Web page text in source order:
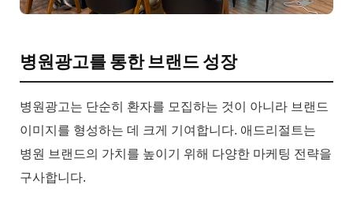
병원광고를 통한 브랜드 성장
병원광고는 단순히 환자를 모집하는 것이 아니라 브랜드
이미지를 형성하는 데 크게 기여합니다. 애드리절트는
병원 브랜드의 가치를 높이기 위해 다양한 마케팅 전략을
구사합니다.